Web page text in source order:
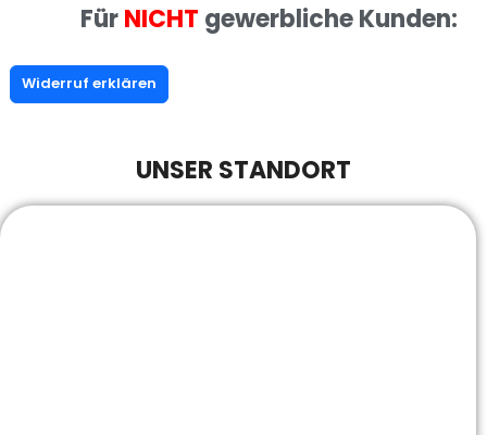
FürNICHT gewerbliche Kunden:
Widerruf erklären
UNSER STANDORT